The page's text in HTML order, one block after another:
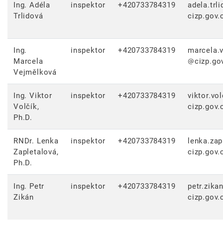
Ing. Adéla
Trlidová
inspektor +420733784319
Ing.
Marcela
Vejmělková
inspektor +420733784319
Ing. Viktor
Volčík,
Ph.D.
inspektor +420733784319
RNDr. Lenka
Zapletalová,
Ph.D.
inspektor +420733784319
Ing. Petr
Zikán
inspektor +420733784319
petr.zikan